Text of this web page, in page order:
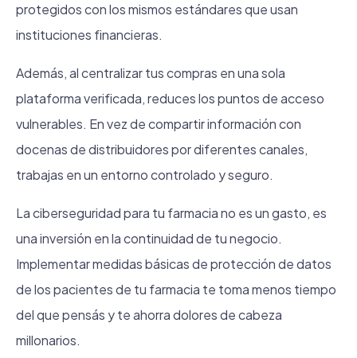
protegidos con los mismos estándares que usan
instituciones financieras.
Además, al centralizar tus compras en una sola
plataforma verificada, reduces los puntos de acceso
vulnerables. En vez de compartir información con
docenas de distribuidores por diferentes canales,
trabajas en un entorno controlado y seguro.
La ciberseguridad para tu farmacia no es un gasto, es
una inversión en la continuidad de tu negocio.
Implementar medidas básicas de protección de datos
de los pacientes de tu farmacia te toma menos tiempo
del que pensás y te ahorra dolores de cabeza
millonarios.